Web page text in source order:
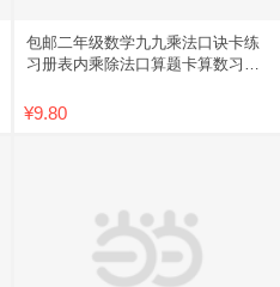
包邮二年级数学九九乘法口诀卡练
习册表内乘除法口算题卡算数习题
¥9.80